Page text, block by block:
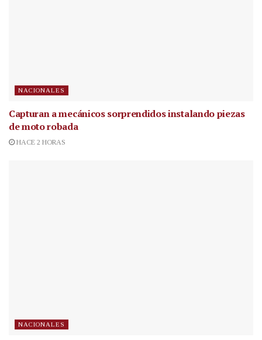
NACIONALES
Capturan a mecánicos sorprendidos instalando piezas
de moto robada
HACE 2 HORAS
NACIONALES